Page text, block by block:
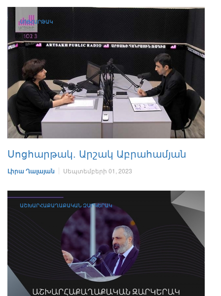
ՍՈՑՀԱՐԹԱԿ
Սոցհարթակ. Արշակ Աբրահամյան
Լիրա Ղալայան Սեպտեմբերի 01, 2023
ԱՇԽԱՐՀԱՔԱՂԱՔԱԿԱՆ ԶԱՐԿԵՐԱԿ